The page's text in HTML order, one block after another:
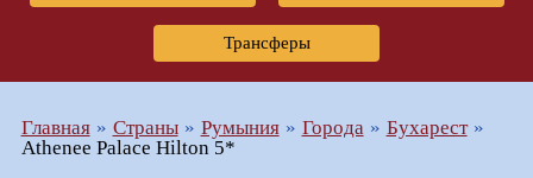
Трансферы
Главная Страны Румыния Города
Бухарест
Athenee Palace Hilton 5*